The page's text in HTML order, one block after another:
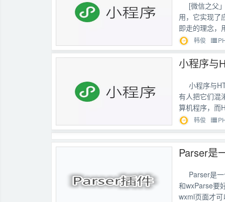
[微信之父
用，它实现了
即走的理念，
韩俊
小程序与
小程序与
有人把它们混
算机程序，而
韩俊
Parser是
和wxParse要
wxml页面才